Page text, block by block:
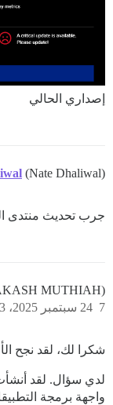
إصداري الحالي
(Nate Dhaliwal)
جرب تحديث منتدى
MUTHIAH)
24 سبتمبر 2025، 5:53ص 7
شكرا لك، لقد نجح